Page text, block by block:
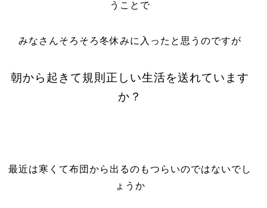
うことで
みなさんそろそろ冬休みに入ったと思うのですが
朝から起きて規則正しい生活を送れています
か？
最近は寒くて布団から出るのもつらいのではないでし
ょうか